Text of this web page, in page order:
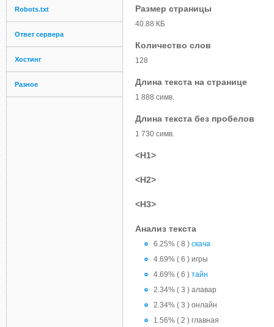
Robots.txt
Ответ сервера
Хостинг
Разное
Размер страницы
40.88 КБ
Количество слов
128
Длина текста на странице
1 888 симв.
Длина текста без пробелов
1 730 симв.
<H1>
<H2>
<H3>
Анализ текста
6.25% ( 8 ) скача
4.69% ( 6 ) игры
4.69% ( 6 ) тайн
2.34% ( 3 ) алавар
2.34% ( 3 ) онлайн
1.56% ( 2 ) главная